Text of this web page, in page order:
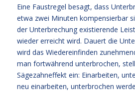
Eine Faustregel besagt, dass
etwa zwei Minuten kompensierbar
der Unterbrechung existierende
wieder erreicht wird. Dauert die
wird das Wiedereinfinden
man fortwährend unterbrochen,
Sägezahneffekt ein: Einarbeiten,
neu einarbeiten, unterbrochen